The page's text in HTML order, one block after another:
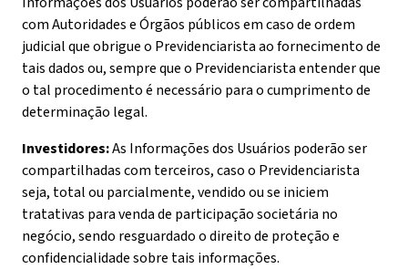
com Autoridades e Órgãos públicos em caso de ordem
judicial que obrigue o Previdenciarista ao fornecimento de
tais dados ou, sempre que o Previdenciarista entender que
o tal procedimento é necessário para o cumprimento de
determinação legal.
Investidores:As Informações dos Usuários poderão ser
compartilhadas com terceiros, caso o Previdenciarista
seja, total ou parcialmente, vendido ou se iniciem
tratativas para venda de participação societária no
negócio, sendo resguardado o direito de proteção e
confidencialidade sobre tais informações.